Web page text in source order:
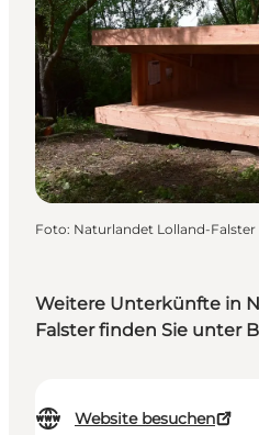
Weitere Unterkünfte in
Falster finden Sie unter
Website besuchen
Foto: Naturlandet Lolland-Falster